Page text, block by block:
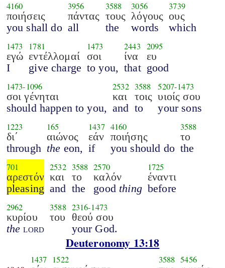
4160
ποιήσεις
you shall do
3956
πάντας
all
3588
τους
the
3056
λόγους
words
3739
ους
which
1473
εγώ
I
1781
εντέλλομαί
give charge
1473
σοι
to you,
2443
ίνα
that
2095
ευ
good
1473-1096
σοι γένηται
should happen to you,
2532
και
and
3588
τοις
to
5207-1473
υιοίς σου
your sons
1223
δι΄
through
165
αιώνος
the eon,
1437
εάν
if
4160
ποιήσης
you should do
3588
το
the
701
αρεστόν
pleasing
2532
και
and
3588
το
the
2570
καλόν
good thing
1725
έναντι
before
2962
κυρίου
the lord
3588
του
2316-1473
θεού σου
your God.
Deuteronomy 13:18
1437 1522 3588 5456